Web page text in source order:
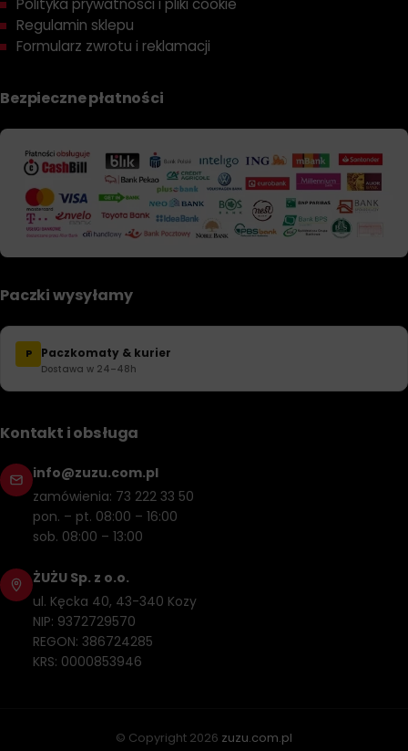
Polityka prywatności i pliki cookie
Regulamin sklepu
Formularz zwrotu i reklamacji
Bezpieczne płatności
Paczki wysyłamy
P Paczkomaty & kurier
Dostawa w 24–48h
Kontakt i obsługa
info@zuzu.com.pl
zamówienia: 73 222 33 50
pon. – pt. 08:00 – 16:00
sob. 08:00 – 13:00
ŻUŻU Sp. z o.o.
ul. Kęcka 40, 43-340 Kozy
NIP: 9372729570
REGON: 386724285
KRS: 0000853946
© Copyright 2026 zuzu.com.pl